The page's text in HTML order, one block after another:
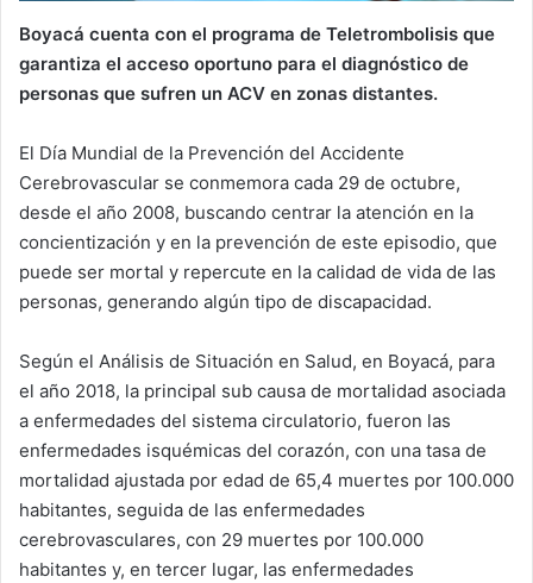
Boyacá cuenta con el programa de Teletrombolisis que
garantiza el acceso oportuno para el diagnóstico de
personas que sufren un ACV en zonas distantes.
El Día Mundial de la Prevención del Accidente
Cerebrovascular se conmemora cada 29 de octubre,
desde el año 2008, buscando centrar la atención en la
concientización y en la prevención de este episodio, que
puede ser mortal y repercute en la calidad de vida de las
personas, generando algún tipo de discapacidad.
Según el Análisis de Situación en Salud, en Boyacá, para
el año 2018, la principal sub causa de mortalidad asociada
a enfermedades del sistema circulatorio, fueron las
enfermedades isquémicas del corazón, con una tasa de
mortalidad ajustada por edad de 65,4 muertes por 100.000
habitantes, seguida de las enfermedades
cerebrovasculares, con 29 muertes por 100.000
habitantes y, en tercer lugar, las enfermedades